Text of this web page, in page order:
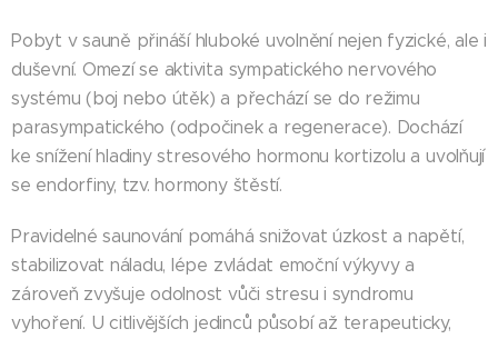
Pobyt v sauně přináší hluboké uvolnění nejen fyzické, ale i
duševní. Omezí se aktivita sympatického nervového
systému (boj nebo útěk) a přechází se do režimu
parasympatického (odpočinek a regenerace). Dochází
ke snížení hladiny stresového hormonu kortizolu a uvolňují
se endorfiny, tzv. hormony štěstí.
Pravidelné saunování pomáhá snižovat úzkost a napětí,
stabilizovat náladu, lépe zvládat emoční výkyvy a
zároveň zvyšuje odolnost vůči stresu i syndromu
vyhoření. U citlivějších jedinců působí až terapeuticky,